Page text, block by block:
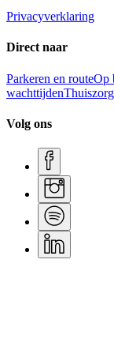
Privacyverklaring
Direct naar
Parkeren en routeOp
wachttijden
Volg ons